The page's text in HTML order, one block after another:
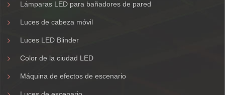
Lámparas LED para bañadores de pared
Luces de cabeza móvil
Luces LED Blinder
Color de la ciudad LED
Máquina de efectos de escenario